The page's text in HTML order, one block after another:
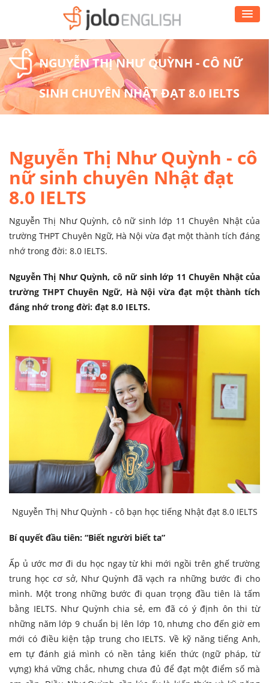
NGUYỄN THỊ NHƯ QUỲNH - CÔ NỮ
SINH CHUYÊN NHẬT ĐẠT 8.0 IELTS
Nguyễn Thị Như Quỳnh - cô
nữ sinh chuyên Nhật đạt
8.0 IELTS
Nguyễn Thị Như Quỳnh, cô nữ sinh lớp 11 Chuyên Nhật của
trường THPT Chuyên Ngữ, Hà Nội vừa đạt một thành tích đáng
nhớ trong đời: 8.0 IELTS.
Nguyễn Thị Như Quỳnh, cô nữ sinh lớp 11 Chuyên Nhật của
trường THPT Chuyên Ngữ, Hà Nội vừa đạt một thành tích
đáng nhớ trong đời: đạt 8.0 IELTS.
Nguyễn Thị Như Quỳnh - cô bạn học tiếng Nhật đạt 8.0 IELTS
Bí quyết đầu tiên: “Biết người biết ta”
Ấp ủ ước mơ đi du học ngay từ khi mới ngồi trên ghế trường
trung học cơ sở, Như Quỳnh đã vạch ra những bước đi cho
mình. Một trong những bước đi quan trọng đầu tiên là tấm
bằng IELTS. Như Quỳnh chia sẻ, em đã có ý định ôn thi từ
những năm lớp 9 chuẩn bị lên lớp 10, nhưng cho đến giờ em
mới có điều kiện tập trung cho IELTS. Về kỹ năng tiếng Anh,
em tự đánh giá mình có nền tảng kiến thức (ngữ pháp, từ
vựng) khá vững chắc, nhưng chưa đủ để đạt một điểm số mà